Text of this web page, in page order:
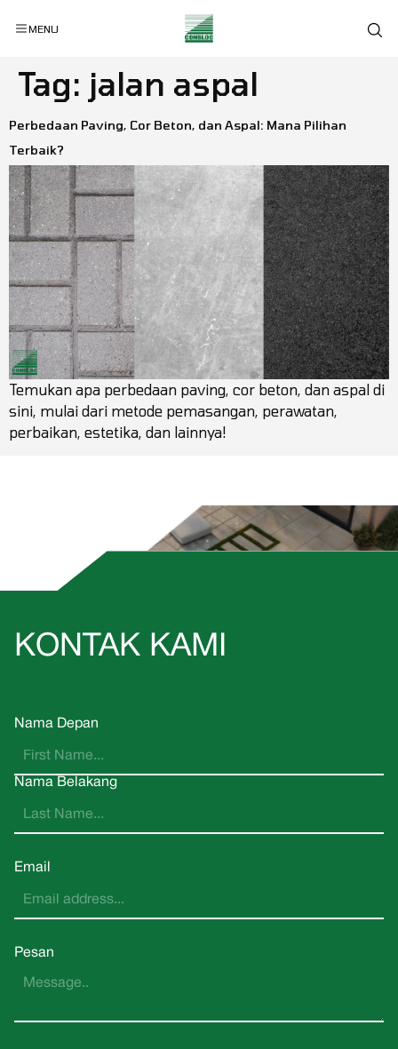
MENU
Tag: jalan aspal
Perbedaan Paving, Cor Beton, dan Aspal: Mana Pilihan
Terbaik?
Temukan apa perbedaan paving, cor beton, dan aspal di
sini, mulai dari metode pemasangan, perawatan,
perbaikan, estetika, dan lainnya!
KONTAK KAMI
Nama Depan
Nama Belakang
Email
Pesan